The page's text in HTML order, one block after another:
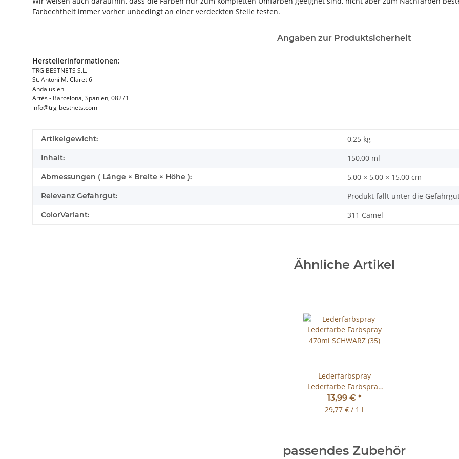
Farbechtheit immer vorher unbedingt an einer verdeckten Stelle testen.
Angaben zur Produktsicherheit
Herstellerinformationen:
TRG BESTNETS S.L.
St. Antoni M. Claret 6
Andalusien
Artés - Barcelona, Spanien, 08271
info@trg-bestnets.com
Produkteigenschaft
Wert
Artikelgewicht: 0,25 kg
Inhalt: 150,00 ml
Abmessungen ( Länge × Breite × Höhe ): 5,00 × 5,00 × 15,00 cm
Relevanz Gefahrgut: Produkt fällt unter die
ColorVariant: 311 Camel
Ähnliche Artikel
Lederfarbspray
Lederfarbe Farbspray
470ml SCHWARZ (35)
13,99 € *
29,77 € / 1 l
passendes Zubehör